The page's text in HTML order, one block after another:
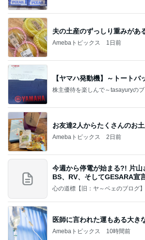
夫の土産のずっしり重みがあ
Amebaトピックス 1日前
【ヤマハ発動機】～トートバ
株主優待を楽しんで～tasayuryの
お友達2人からたくさんのお
Amebaトピックス 2日前
今週から停電が始まる?! 片山
BS、RV、そしてGESARA宣
心の道標【旧：ヤ～ベェのブログ】
医師に言われた運もある大き
Amebaトピックス 10時間前